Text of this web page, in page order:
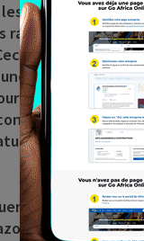
femmes
sexuels
étant, la
grossesse
prétendument
ne
semi-sacré qui
sans se soucier
sont